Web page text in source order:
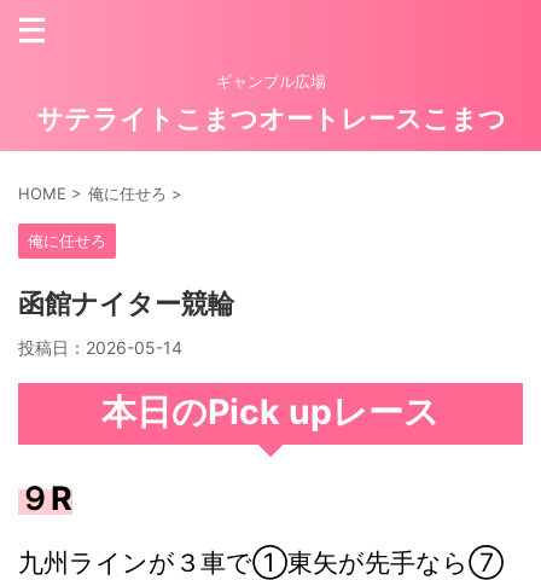
ギャンブル広場
サテライトこまつオートレースこまつ
HOME > 俺に任せろ >
俺に任せろ
函館ナイター競輪
投稿日： 2026-05-14
本日のPick upレース
９R
九州ラインが３車で①東矢が先手なら⑦